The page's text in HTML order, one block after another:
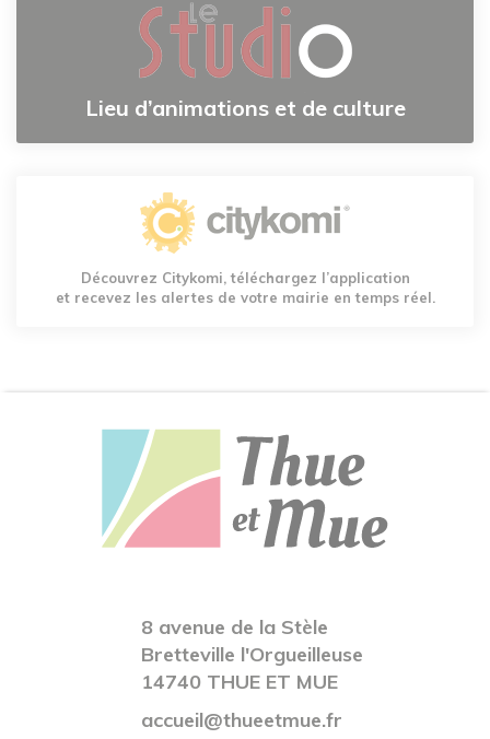
Lieu d’animations et de culture
Découvrez Citykomi, téléchargez l’application
et recevez les alertes de votre mairie en temps réel.
8 avenue de la Stèle
Bretteville l'Orgueilleuse
14740 THUE ET MUE
accueil@thueetmue.fr